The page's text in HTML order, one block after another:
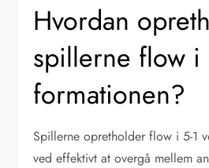
Hvordan
spillerne flow i
formationen?
Spillerne opretholder flow i 5-1
ved effektivt at overgå mellem